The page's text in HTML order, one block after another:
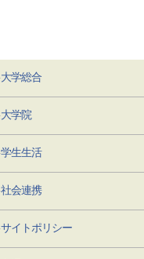
大学総合
大学院
学生生活
社会連携
サイトポリシー